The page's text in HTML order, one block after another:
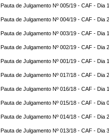
Pauta de Julgamento Nº 005/19 - CAF - Dia
Pauta de Julgamento Nº 004/19 - CAF - Dia
Pauta de Julgamento Nº 003/19 - CAF - Dia
Pauta de Julgamento Nº 002/19 - CAF - Dia
Pauta de Julgamento Nº 001/19 - CAF - Dia
Pauta de Julgamento Nº 017/18 - CAF - Dia
Pauta de Julgamento Nº 016/18 - CAF - Dia
Pauta de Julgamento Nº 015/18 - CAF - Dia
Pauta de Julgamento Nº 014/18 - CAF - Dia
Pauta de Julgamento Nº 013/18 - CAF - Dia